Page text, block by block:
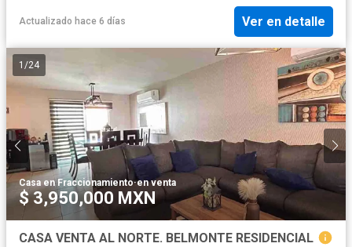
Actualizado hace 6 días Ver en detalle
1 /24
Casa en Fraccionamiento·en venta
$ 3,950,000 MXN
CASA VENTA AL NORTE. BELMONTE RESIDENCIAL